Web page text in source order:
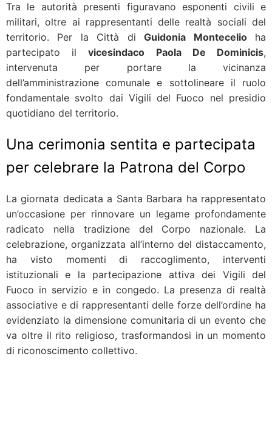
Tra le autorità presenti figuravano esponenti civili e
militari, oltre ai rappresentanti delle realtà sociali del
territorio. Per la Città diGuidonia Montecelioha
partecipato ilvicesindaco Paola De Dominicis,
intervenuta per portare la vicinanza
dell’amministrazione comunale e sottolineare il ruolo
fondamentale svolto dai Vigili del Fuoco nel presidio
quotidiano del territorio.
Una cerimonia sentita e partecipata
per celebrare la Patrona del Corpo
La giornata dedicata a Santa Barbara ha rappresentato
un’occasione per rinnovare un legame profondamente
radicato nella tradizione del Corpo nazionale. La
celebrazione, organizzata all’interno del distaccamento,
ha visto momenti di raccoglimento, interventi
istituzionali e la partecipazione attiva dei Vigili del
Fuoco in servizio e in congedo. La presenza di realtà
associative e di rappresentanti delle forze dell’ordine ha
evidenziato la dimensione comunitaria di un evento che
va oltre il rito religioso, trasformandosi in un momento
di riconoscimento collettivo.